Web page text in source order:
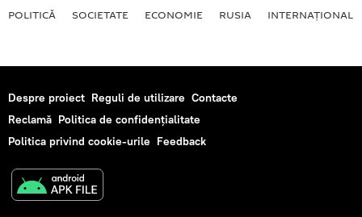
POLITICĂ SOCIETATE ECONOMIE RUSIA INTERNAŢIONAL
Despre proiect Reguli de utilizare Contacte
Reclamă Politica de confidențialitate
Politica privind cookie-urile Feedback